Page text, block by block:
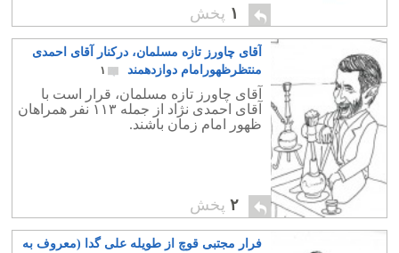
۱ پخش
آقای چاورز تازه مسلمان، درکنار آقای احمدی
منتظرظهورامام دوازدهمند
۱
آقای چاورز تازه مسلمان، قرار است با
آقای احمدی نژاد از جمله ۱۱۳ نفر همراهان
ظهور امام زمان باشند.
۲ پخش
فرار مجتبی قوچ از طویله علی گدا (معروف به